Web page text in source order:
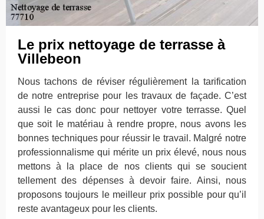
Le prix nettoyage de terrasse à
Villebeon
Nous tachons de réviser régulièrement la tarification
de notre entreprise pour les travaux de façade. C’est
aussi le cas donc pour nettoyer votre terrasse. Quel
que soit le matériau à rendre propre, nous avons les
bonnes techniques pour réussir le travail. Malgré notre
professionnalisme qui mérite un prix élevé, nous nous
mettons à la place de nos clients qui se soucient
tellement des dépenses à devoir faire. Ainsi, nous
proposons toujours le meilleur prix possible pour qu’il
reste avantageux pour les clients.